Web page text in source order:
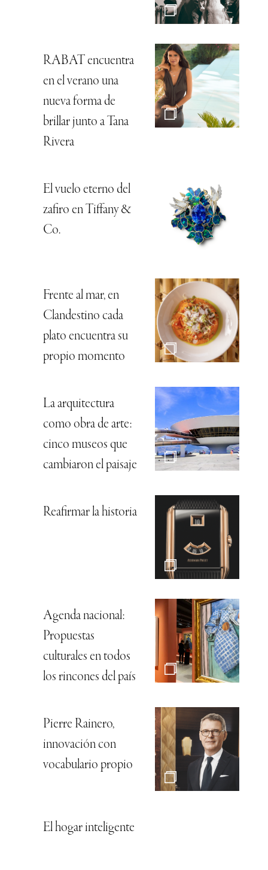
RABAT encuentra
en el verano una
nueva forma de
brillar junto a Tana
Rivera
El vuelo eterno del
zafiro en Tiffany &
Co.
Frente al mar, en
Clandestino cada
plato encuentra su
propio momento
La arquitectura
como obra de arte:
cinco museos que
cambiaron el paisaje
Reafirmar la historia
Agenda nacional:
Propuestas
culturales en todos
los rincones del país
Pierre Rainero,
innovación con
vocabulario propio
El hogar inteligente